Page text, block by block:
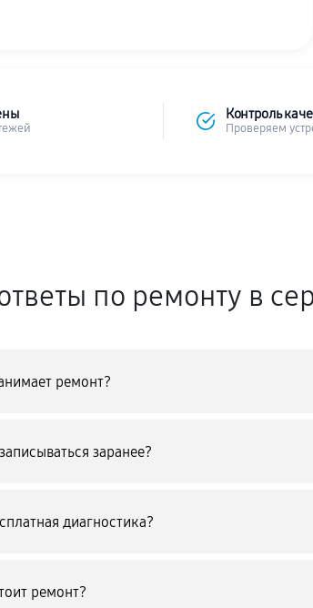
Контроль
Проверяем
по ремонту в
ремонт?
заранее?
диагностика?
ремонт?